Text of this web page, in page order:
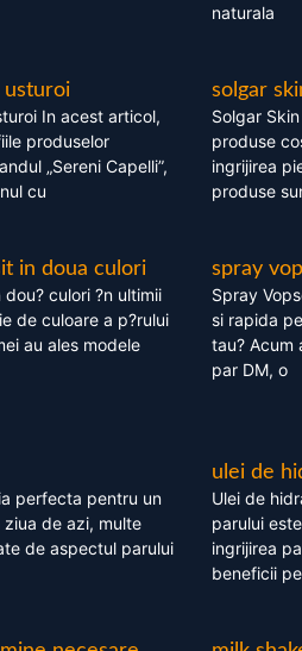
naturala
usturoi
In acest articol,
produselor
„Sereni Capelli”,
cu
solgar
Solgar
produse
ingrijirea
produse
in doua culori
culori ?n ultimii
de culoare a p?rului
au ales modele
spray
Spray
si rapida
tau? Acum
par DM, o
perfecta pentru un
de azi, multe
de aspectul parului
ulei de
Ulei de
parului
ingrijirea
beneficii